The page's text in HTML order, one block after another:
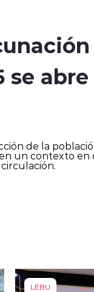
se
de la
un contexto en
LEBU